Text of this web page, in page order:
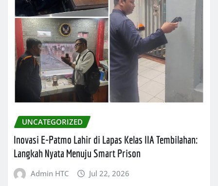
UNCATEGORIZED
Inovasi E-Patmo Lahir di Lapas Kelas IIA Tembilahan:
Langkah Nyata Menuju Smart Prison
Admin HTC Jul 22, 2026